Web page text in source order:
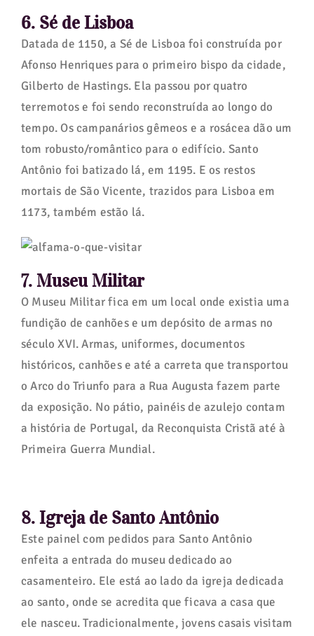
6. Sé de Lisboa
Datada de 1150, a Sé de Lisboa foi construída por
Afonso Henriques para o primeiro bispo da cidade,
Gilberto de Hastings. Ela passou por quatro
terremotos e foi sendo reconstruída ao longo do
tempo. Os campanários gêmeos e a rosácea dão um
tom robusto/romântico para o edifício. Santo
Antônio foi batizado lá, em 1195. E os restos
mortais de São Vicente, trazidos para Lisboa em
1173, também estão lá.
7. Museu Militar
O Museu Militar fica em um local onde existia uma
fundição de canhões e um depósito de armas no
século XVI. Armas, uniformes, documentos
históricos, canhões e até a carreta que transportou
o Arco do Triunfo para a Rua Augusta fazem parte
da exposição. No pátio, painéis de azulejo contam
a história de Portugal, da Reconquista Cristã até à
Primeira Guerra Mundial.
8. Igreja de Santo Antônio
Este painel com pedidos para Santo Antônio
enfeita a entrada do museu dedicado ao
casamenteiro. Ele está ao lado da igreja dedicada
ao santo, onde se acredita que ficava a casa que
ele nasceu. Tradicionalmente, jovens casais visitam